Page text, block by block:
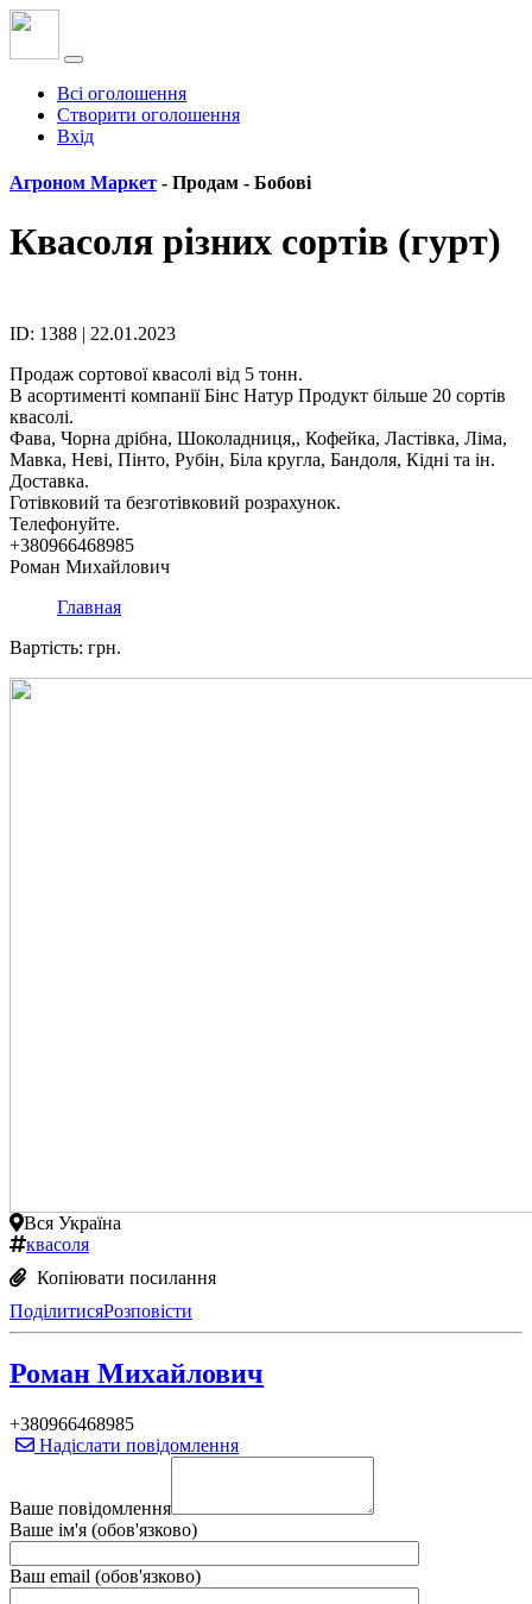
Всі оголошення
Створити оголошення
Вхід
Агроном Маркет - Продам - Бобові
Квасоля різних сортів (гурт)
ID: 1388 | 22.01.2023
Продаж сортової квасолі від 5 тонн.
В асортименті компанії Бінс Натур Продукт більше 20 сортів
квасолі.
Фава, Чорна дрібна, Шоколадниця,, Кофейка, Ластівка, Ліма,
Мавка, Неві, Пінто, Рубін, Біла кругла, Бандоля, Кідні та ін.
Доставка.
Готівковий та безготівковий розрахунок.
Телефонуйте.
+380966468985
Роман Михайлович
Главная
Вартість: грн.
Вся Україна
квасоля
Копіювати посилання
ПоділитисяРозповісти
Роман Михайлович
+380966468985
Надіслати повідомлення
Ваше повідомлення
Ваше ім'я (обов'язково)
Ваш email (обов'язково)